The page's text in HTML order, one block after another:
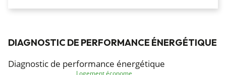
DIAGNOSTIC DE PERFORMANCE ÉNERGÉTIQUE
Diagnostic de performance énergétique
Logement économe